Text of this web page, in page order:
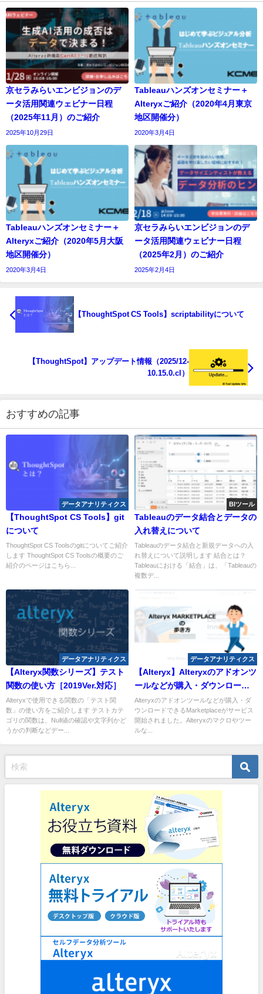
京セラみらいエンビジョンのデ
ータ活用関連ウェビナー日程
（2025年11月）のご紹介
2025年10月29日
Tableauハンズオンセミナー＋
Alteryxご紹介（2020年4月東京
地区開催分）
2020年3月4日
Tableauハンズオンセミナー＋
Alteryxご紹介（2020年5月大阪
地区開催分）
2020年3月4日
京セラみらいエンビジョンのデ
ータ活用関連ウェビナー日程
（2025年2月）のご紹介
2025年2月4日
【ThoughtSpot CS Tools】scriptabilityについて
【ThoughtSpot】アップデート情報（2025/12-
10.15.0.cl）
おすすめの記事
データアナリティクス
【ThoughtSpot CS Tools】git
について
ThoughtSpot CS Toolsのgitについてご紹介
します ThoughtSpot CS Toolsの概要のご
紹介のページはこちら...
BIツール
Tableauのデータ結合とデータの
入れ替えについて
Tableauのデータ結合と新規データへの入
れ替えについて説明します 結合とは？
Tableauにおける「結合」は、「Tableauの
複数デ...
データアナリティクス
【Alteryx関数シリーズ】テスト
関数の使い方［2019Ver.対応］
Alteryxで使用できる関数の「テスト関
数」の使い方をご紹介します テストカテ
ゴリの関数は、Null値の確認や文字列かど
うかの判断などデー...
データアナリティクス
【Alteryx】Alteryxのアドオンツ
ールなどが購入・ダウンロード
できるMarketplace
Alteryxのアドオンツールなどが購入・ダ
ウンロードできるMarketplaceがサービス
開始されました。Alteryxのマクロやツー
ルな...